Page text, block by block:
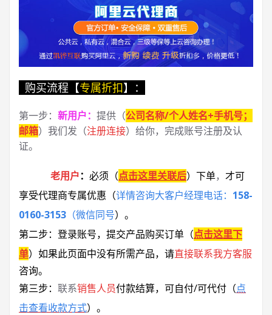
购买流程【专属折扣】：
第一步： 新用户： 提供（公司名称/个人姓名+手机号；
邮箱）我们发（注册连接）给你，完成账号注册及认
证。
老用户： 必须 （点击这里关联后） 下单， 才可
享受代理商专属优惠 （详情咨询大客户经理电话： 158-
0160-3153 （微信同号） 。
第二步：登录账号，提交产品购买订单（点击这里下
单） 如果此页面中没有所需产品，请直接联系我方客服
咨询。
第三步： 联系销售人员付款结算，可自付/可代付（点
击查看收款方式）。